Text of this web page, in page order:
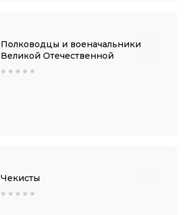
Полководцы и военачальники
Великой Отечественной
Чекисты